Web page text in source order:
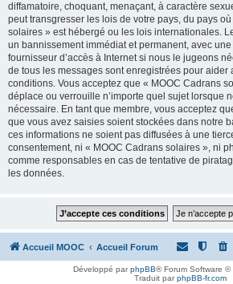
diffamatoire, choquant, menaçant, à caractère
peut transgresser les lois de votre pays, du pays
solaires » est hébergé ou les lois internationales.
un bannissement immédiat et permanent, avec
fournisseur d’accès à Internet si nous le jugeons
de tous les messages sont enregistrées pour aider
conditions. Vous acceptez que « MOOC Cadrans
déplace ou verrouille n’importe quel sujet lorsque
nécessaire. En tant que membre, vous acceptez
que vous avez saisies soient stockées dans notre
ces informations ne soient pas diffusées à une
consentement, ni « MOOC Cadrans solaires », ni
comme responsables en cas de tentative de
les données.
Accueil MOOC Accueil Forum
Développé parphpBB® Forum Software ©
Traduit parphpBB-fr.com